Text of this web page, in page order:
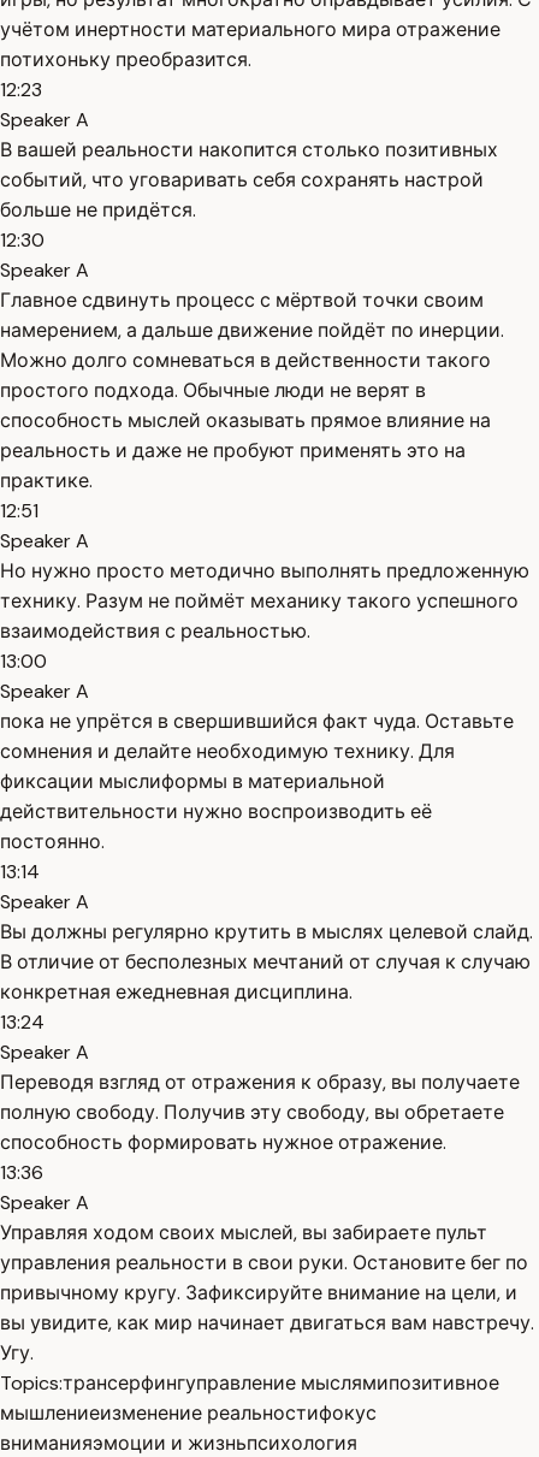
учётом инертности материального мира отражение
потихоньку преобразится.
12:23
Speaker A
В вашей реальности накопится столько позитивных
событий, что уговаривать себя сохранять настрой
больше не придётся.
12:30
Speaker A
Главное сдвинуть процесс с мёртвой точки своим
намерением, а дальше движение пойдёт по инерции.
Можно долго сомневаться в действенности такого
простого подхода. Обычные люди не верят в
способность мыслей оказывать прямое влияние на
реальность и даже не пробуют применять это на
практике.
12:51
Speaker A
Но нужно просто методично выполнять предложенную
технику. Разум не поймёт механику такого успешного
взаимодействия с реальностью.
13:00
Speaker A
пока не упрётся в свершившийся факт чуда. Оставьте
сомнения и делайте необходимую технику. Для
фиксации мыслиформы в материальной
действительности нужно воспроизводить её
постоянно.
13:14
Speaker A
Вы должны регулярно крутить в мыслях целевой слайд.
В отличие от бесполезных мечтаний от случая к случаю
конкретная ежедневная дисциплина.
13:24
Speaker A
Переводя взгляд от отражения к образу, вы получаете
полную свободу. Получив эту свободу, вы обретаете
способность формировать нужное отражение.
13:36
Speaker A
Управляя ходом своих мыслей, вы забираете пульт
управления реальности в свои руки. Остановите бег по
привычному кругу. Зафиксируйте внимание на цели, и
вы увидите, как мир начинает двигаться вам навстречу.
Угу.
Topics:трансерфингуправление мыслямипозитивное
мышлениеизменение реальностифокус
вниманияэмоции и жизньпсихология